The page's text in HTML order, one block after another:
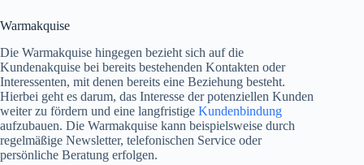
Warmakquise
Die Warmakquise hingegen bezieht sich auf die
Kundenakquise bei bereits bestehenden Kontakten oder
Interessenten, mit denen bereits eine Beziehung besteht.
Hierbei geht es darum, das Interesse der potenziellen Kunden
weiter zu fördern und eine langfristige Kundenbindung
aufzubauen. Die Warmakquise kann beispielsweise durch
regelmäßige Newsletter, telefonischen Service oder
persönliche Beratung erfolgen.